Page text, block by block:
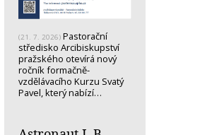
(21. 7. 2026) Pastorační
středisko Arcibiskupství
pražského otevírá nový
ročník formačně-
vzdělávacího Kurzu Svatý
Pavel, který nabízí…